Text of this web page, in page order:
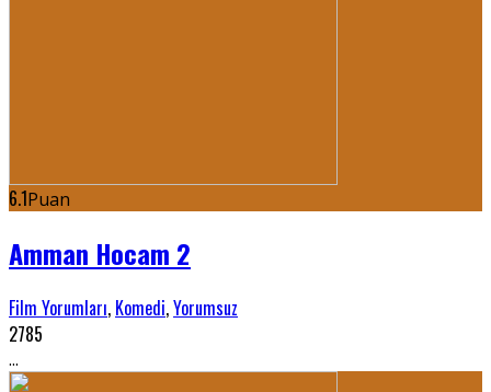
6.1Puan
Amman Hocam 2
Film Yorumları, Komedi,Yorumsuz
2785
...